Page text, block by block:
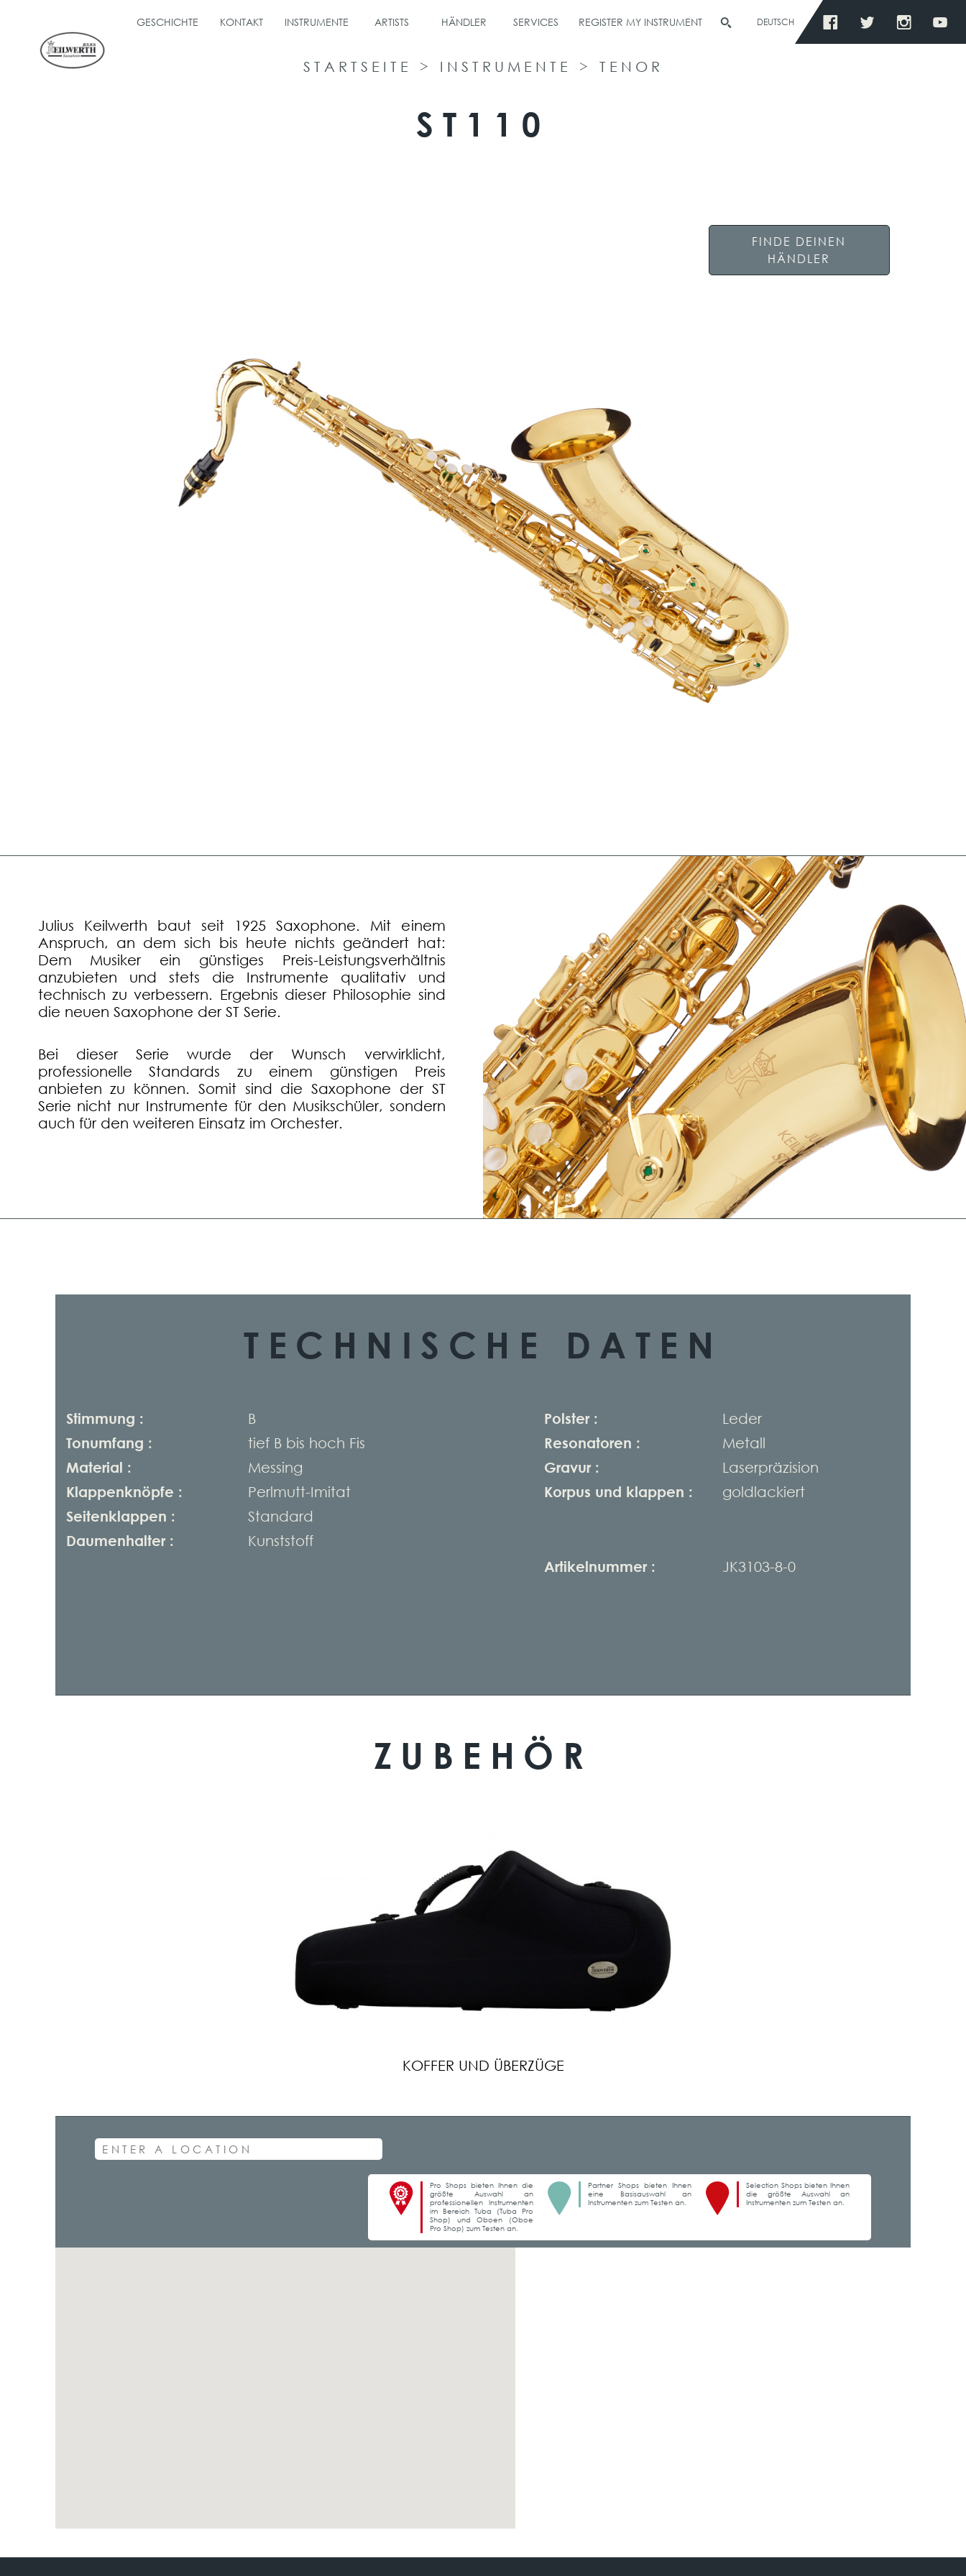
GESCHICHTE KONTAKT INSTRUMENTE ARTISTS HÄNDLER SERVICES REGISTER MY INSTRUMENT DEUTSCH
STARTSEITE > INSTRUMENTE > TENOR
ST110
FINDE DEINEN
HÄNDLER
Julius Keilwerth baut seit 1925 Saxophone. Mit einem
Anspruch, an dem sich bis heute nichts geändert hat:
Dem Musiker ein günstiges Preis-Leistungsverhältnis
anzubieten und stets die Instrumente qualitativ und
technisch zu verbessern. Ergebnis dieser Philosophie sind
die neuen Saxophone der ST Serie.
Bei dieser Serie wurde der Wunsch verwirklicht,
professionelle Standards zu einem günstigen Preis
anbieten zu können. Somit sind die Saxophone der ST
Serie nicht nur Instrumente für den Musikschüler, sondern
auch für den weiteren Einsatz im Orchester.
TECHNISCHE DATEN
Stimmung :
B
Tonumfang :
tief B bis hoch Fis
Material :
Messing
Klappenknöpfe :
Perlmutt-Imitat
Seitenklappen :
Standard
Daumenhalter :
Kunststoff
Polster :
Leder
Resonatoren :
Metall
Gravur :
Laserpräzision
Korpus und klappen :
goldlackiert
Artikelnummer : JK3103-8-0
ZUBEHÖR
KOFFER UND ÜBERZÜGE
Pro Shops bieten Ihnen die
größte Auswahl an
professionellen Instrumenten
im Bereich Tuba (Tuba Pro
Shop) und Oboen (Oboe
Pro Shop) zum Testen an.
Partner Shops bieten Ihnen
eine Basisauswahl an
Instrumenten zum Testen an.
Selection Shops bieten Ihnen
die größte Auswahl an
Instrumenten zum Testen an.